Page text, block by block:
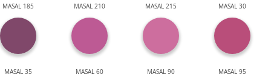
MASAL 185 MASAL 210 MASAL 215 MASAL 30
MASAL 35 MASAL 60 MASAL 90 MASAL 95